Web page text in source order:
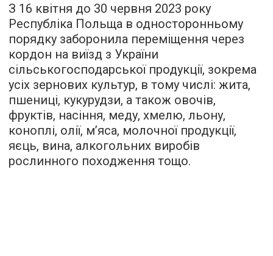
З 16 квітня до 30 червня 2023 року
Республіка Польща в односторонньому
порядку заборонила переміщення через
кордон на виїзд з України
сільськогосподарської продукції, зокрема
усіх зернових культур, в тому числі: жита,
пшениці, кукурудзи, а також овочів,
фруктів, насіння, меду, хмелю, льону,
коноплі, олії, м’яса, молочної продукції,
яєць, вина, алкогольних виробів
рослинного походження тощо.